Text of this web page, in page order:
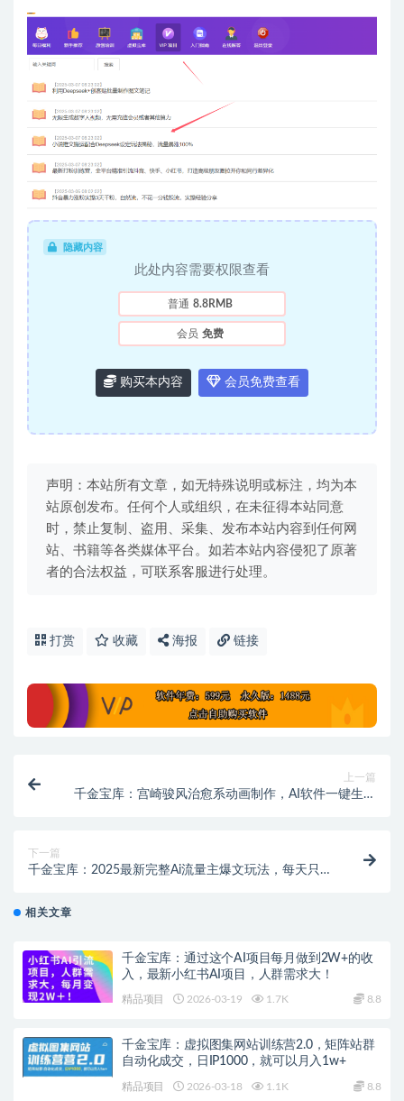
隐藏内容
此处内容需要权限查看
普通 8.8RMB
会员 免费
购买本内容 会员免费查看
声明：本站所有文章，如无特殊说明或标注，均为本
站原创发布。任何个人或组织，在未征得本站同意
时，禁止复制、盗用、采集、发布本站内容到任何网
站、书籍等各类媒体平台。如若本站内容侵犯了原著
者的合法权益，可联系客服进行处理。
打赏 收藏 海报 链接
上一篇
千金宝库：宫崎骏风治愈系动画制作，AI软件一键生成
下一篇
千金宝库：2025最新完整Ai流量主爆文玩法，每天只要
相关文章
千金宝库：通过这个AI项目每月做到2W+的收
入，最新小红书AI项目，人群需求大！
精品项目 2026-03-19 1.7K 8.8
千金宝库：虚拟图集网站训练营2.0，矩阵站群
自动化成交，日IP1000，就可以月入1w+
精品项目 2026-03-18 1.1K 8.8